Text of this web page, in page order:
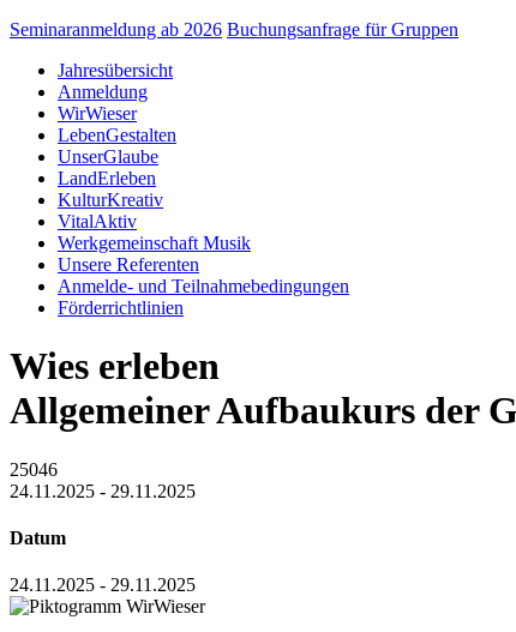
Seminaranmeldung ab 2026 Buchungsanfrage für Gruppen
Jahresübersicht
Anmeldung
WirWieser
LebenGestalten
UnserGlaube
LandErleben
KulturKreativ
VitalAktiv
Werkgemeinschaft Musik
Unsere Referenten
Anmelde- und Teilnahmebedingungen
Förderrichtlinien
Wies erleben
Allgemeiner Aufbaukurs der
25046
24.11.2025 - 29.11.2025
Datum
24.11.2025 - 29.11.2025